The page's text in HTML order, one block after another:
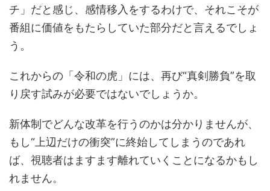
チ」だと感じ、感情移入をするわけで、それこそが
番組に価値をもたらしていた部分だと言えるでしょ
う。
これからの「令和の虎」には、再び“真剣勝負”を取
り戻す試みが必要ではないでしょうか。
新体制でどんな改革を行うのかは分かりませんが、
もし“上辺だけの衝突”に終始してしまうのであれ
ば、視聴者はますます離れていくことになるかもし
れません。